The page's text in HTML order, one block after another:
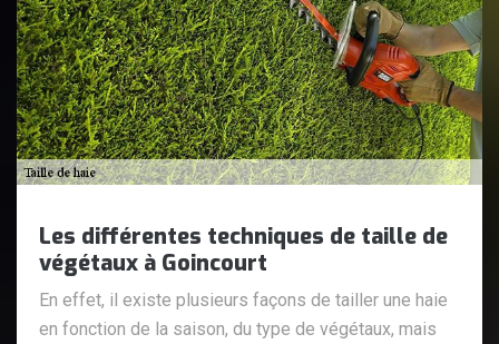
Les différentes techniques de taille de
végétaux à Goincourt
En effet, il existe plusieurs façons de tailler une haie
en fonction de la saison, du type de végétaux, mais